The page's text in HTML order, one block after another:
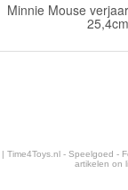
Minnie Mouse
25,4cm
Time4Toys.nl - Speelgoed -
artikelen on